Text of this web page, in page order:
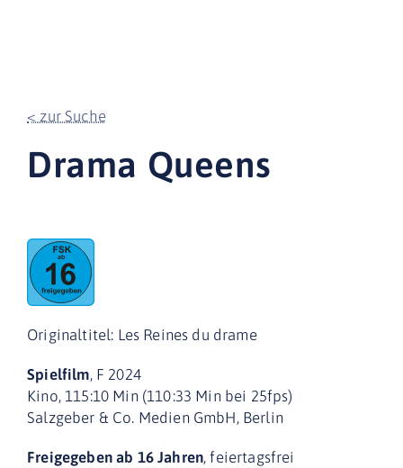
< zur Suche
Drama Queens
Originaltitel: Les Reines du drame
Spielfilm, F 2024
Kino, 115:10 Min (110:33 Min bei 25fps)
Salzgeber & Co. Medien GmbH, Berlin
Freigegeben ab 16 Jahren, feiertagsfrei